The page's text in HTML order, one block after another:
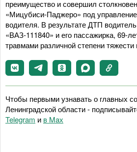
преимущество и совершил
«Мицубиси-Паджеро» под
водителя. В результате ДТП
«ВАЗ-111840» и его пассажирка, 69-
травмами различной степени тяжести
Чтобы первыми узнавать о главных
Ленинградской области -
Telegram и в Maх